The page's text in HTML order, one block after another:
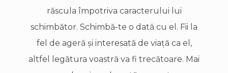
răscula împotriva caracterului lui
schimbător. Schimbă-te o dată cu el. Fii la
fel de ageră şi interesată de viaţă ca el,
altfel legătura voastră va fi trecătoare. Mai